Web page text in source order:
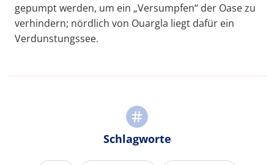
gepumpt werden, um ein „Versumpfen“ der Oase zu
verhindern; nördlich von Ouargla liegt dafür ein
Verdunstungssee.
Schlagworte